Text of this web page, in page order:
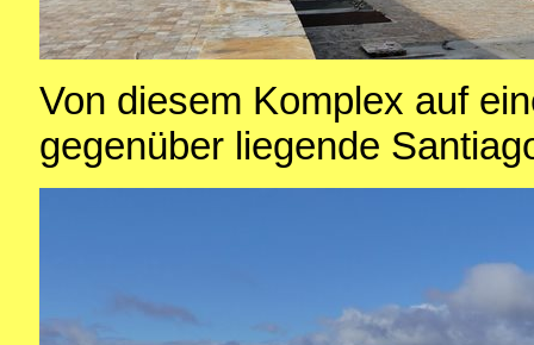
Von diesem Komplex auf
gegenüber liegende